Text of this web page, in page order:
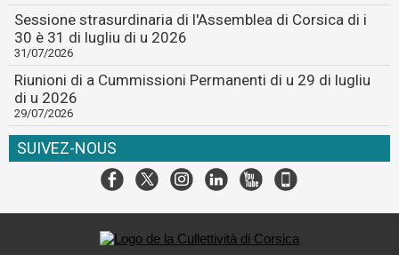
Sessione strasurdinaria di l'Assemblea di Corsica di i
30 è 31 di lugliu di u 2026
31/07/2026
Riunioni di a Cummissioni Permanenti di u 29 di lugliu
di u 2026
29/07/2026
SUIVEZ-NOUS